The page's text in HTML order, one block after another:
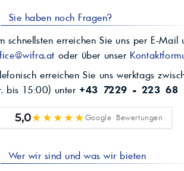
Sie haben noch Fragen?
schnellsten erreichen Sie uns per E-Mail
oder über unser
erreichen Sie uns werktags
bis 15:00) unter +43 7229 - 223 68
5,0★★★★★Google Bewertungen
Wer wir sind und was wir bieten